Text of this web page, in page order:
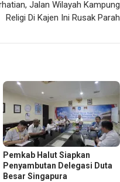
Jalan Wilayah Kampung
Religi Di Kajen Ini Rusak Parah
Pemkab Halut Siapkan
Penyambutan Delegasi Duta
Besar Singapura